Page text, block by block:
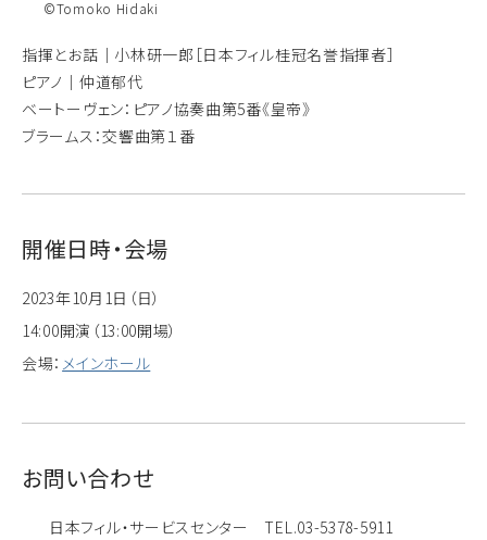
©Tomoko Hidaki
指揮とお話｜小林研一郎［日本フィル桂冠名誉指揮者］
ピアノ｜仲道郁代
ベートーヴェン：ピアノ協奏曲第5番《皇帝》
ブラームス：交響曲第１番
開催日時・会場
2023年10月1日（日）
14:00開演（13:00開場）
会場： メインホール
お問い合わせ
日本フィル・サービスセンター TEL.03-5378-5911